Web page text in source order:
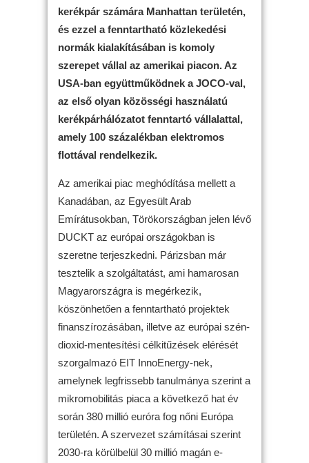
kerékpár számára Manhattan területén,
és ezzel a fenntartható közlekedési
normák kialakításában is komoly
szerepet vállal az amerikai piacon. Az
USA-ban együttműködnek a JOCO-val,
az első olyan közösségi használatú
kerékpárhálózatot fenntartó vállalattal,
amely 100 százalékban elektromos
flottával rendelkezik.
Az amerikai piac meghódítása mellett a
Kanadában, az Egyesült Arab
Emírátusokban, Törökországban jelen lévő
DUCKT az európai országokban is
szeretne terjeszkedni. Párizsban már
tesztelik a szolgáltatást, ami hamarosan
Magyarországra is megérkezik,
köszönhetően a fenntartható projektek
finanszírozásában, illetve az európai szén-
dioxid-mentesítési célkitűzések elérését
szorgalmazó EIT InnoEnergy-nek,
amelynek legfrissebb tanulmánya szerint a
mikromobilitás piaca a következő hat év
során 380 millió euróra fog nőni Európa
területén. A szervezet számításai szerint
2030-ra körülbelül 30 millió magán e-